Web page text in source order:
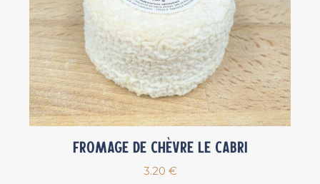
Fromage de chèvre Le Cabri
3.20 €